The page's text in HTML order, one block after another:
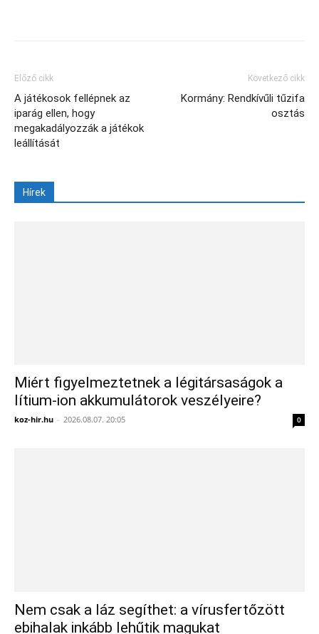
Előző cikk
A játékosok fellépnek az
iparág ellen, hogy
megakadályozzák a játékok
leállítását
Következő cikk
Kormány: Rendkívűli tűzifa
osztás
Hírek
Miért figyelmeztetnek a légitársaságok a
lítium-ion akkumulátorok veszélyeire?
koz-hir.hu - 2026.08.07. 20:05 0
Nem csak a láz segíthet: a vírusfertőzött
ebihalak inkább lehűtik magukat